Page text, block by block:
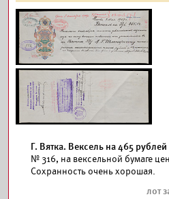
Г. Вятка. Вексель на 465
№ 316, на вексельной бумаге
Сохранность очень хорошая.